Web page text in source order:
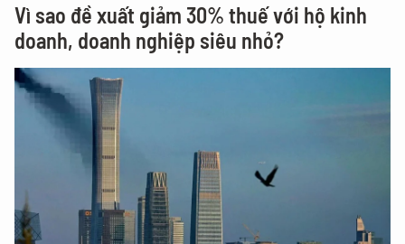
Vì sao đề xuất giảm 30% thuế với hộ kinh
doanh, doanh nghiệp siêu nhỏ?